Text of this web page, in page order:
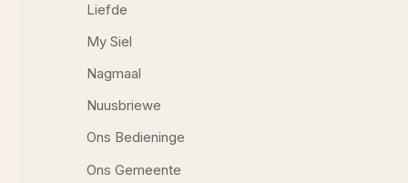
Liefde
My Siel
Nagmaal
Nuusbriewe
Ons Bedieninge
Ons Gemeente